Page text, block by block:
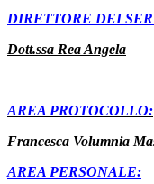
DIRETTORE DEI
Dott.ssa Rea Angela
AREA PROTOCOLLO:
Francesca Volumnia
AREA PERSONALE: